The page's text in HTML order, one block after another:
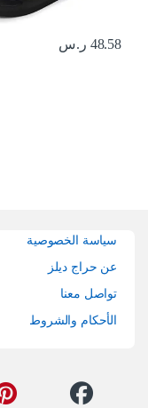
48.58 ر.س
سياسة الخصوصية
عن حراج ديلز
تواصل معنا
الأحكام والشروط